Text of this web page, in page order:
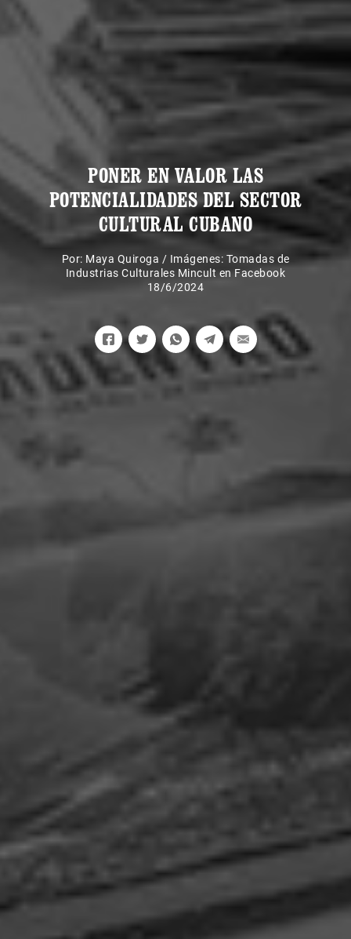
PONER EN VALOR LAS
POTENCIALIDADES DEL SECTOR
CULTURAL CUBANO
Por: Maya Quiroga / Imágenes: Tomadas de
Industrias Culturales Mincult en Facebook
18/6/2024